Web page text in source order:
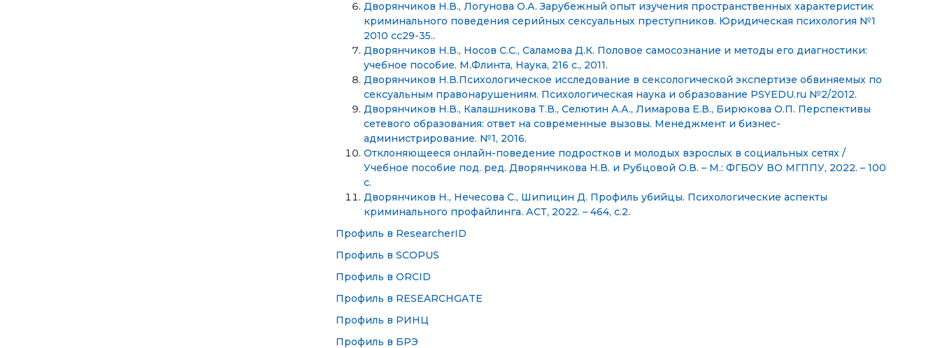
Дворянчиков Н.В., Логунова О.А. Зарубежный опыт изучения пространственных характеристик
криминального поведения серийных сексуальных преступников. Юридическая психология №1
2010 сс29-35..
Дворянчиков Н.В., Носов С.С., Саламова Д.К. Половое самосознание и методы его диагностики:
учебное пособие. М.Флинта, Наука, 216 с., 2011.
Дворянчиков Н.В.Психологическое исследование в сексологической экспертизе обвиняемых по
сексуальным правонарушениям. Психологическая наука и образование PSYEDU.ru №2/2012.
Дворянчиков Н.В., Калашникова Т.В., Селютин А.А., Лимарова Е.В., Бирюкова О.П. Перспективы
сетевого образования: ответ на современные вызовы. Менеджмент и бизнес-
администрирование. №1, 2016.
Отклоняющееся онлайн-поведение подростков и молодых взрослых в социальных сетях /
Учебное пособие под. ред. Дворянчикова Н.В. и Рубцовой О.В. – М.: ФГБОУ ВО МГППУ, 2022. – 100
с.
Дворянчиков Н., Нечесова С., Шипицин Д. Профиль убийцы. Психологические аспекты
криминального профайлинга. АСТ, 2022. – 464, с.2.
Профиль в ResearcherID
Профиль в SCOPUS
Профиль в ORCID
Профиль в RESEARCHGATE
Профиль в РИНЦ
Профиль в БРЭ